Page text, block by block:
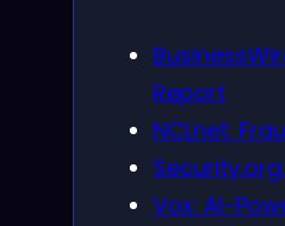
Report
NCLnet:
Vox: AI-